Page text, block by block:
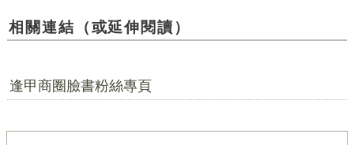
相關連結（或延伸閱讀）
逢甲商圈臉書粉絲專頁